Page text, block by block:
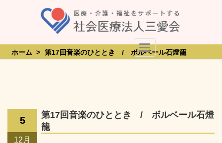
Toggle Navigation
ホーム > 第17回音楽のひととき / ボルベール石燈籠
5
12月
第17回音楽のひととき / ボルベール石燈
籠